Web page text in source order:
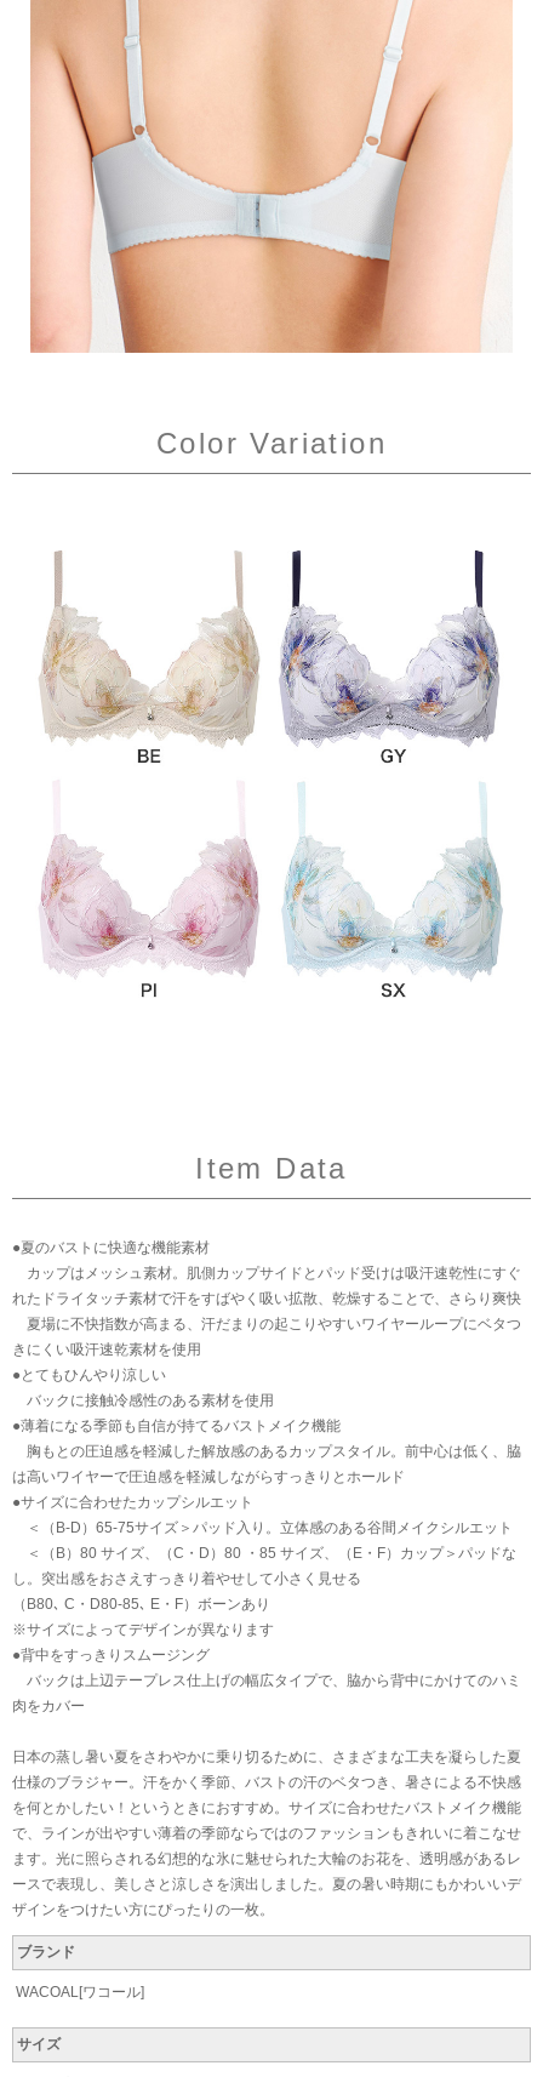
Color Variation
Item Data
●夏のバストに快適な機能素材
カップはメッシュ素材。肌側カップサイドとパッド受けは吸汗速乾性にすぐ
れたドライタッチ素材で汗をすばやく吸い拡散、乾燥することで、さらり爽快
夏場に不快指数が高まる、汗だまりの起こりやすいワイヤーループにベタつ
きにくい吸汗速乾素材を使用
●とてもひんやり涼しい
バックに接触冷感性のある素材を使用
●薄着になる季節も自信が持てるバストメイク機能
胸もとの圧迫感を軽減した解放感のあるカップスタイル。前中心は低く、脇
は高いワイヤーで圧迫感を軽減しながらすっきりとホールド
●サイズに合わせたカップシルエット
＜（B-D）65-75サイズ＞パッド入り。立体感のある谷間メイクシルエット
＜（B）80 サイズ、（C・D）80 ・85 サイズ、（E・F）カップ＞パッドな
し。突出感をおさえすっきり着やせして小さく見せる
（B80､ C・D80-85､ E・F）ボーンあり
※サイズによってデザインが異なります
●背中をすっきりスムージング
バックは上辺テープレス仕上げの幅広タイプで、脇から背中にかけてのハミ
肉をカバー
日本の蒸し暑い夏をさわやかに乗り切るために、さまざまな工夫を凝らした夏
仕様のブラジャー。汗をかく季節、バストの汗のベタつき、暑さによる不快感
を何とかしたい！というときにおすすめ。サイズに合わせたバストメイク機能
で、ラインが出やすい薄着の季節ならではのファッションもきれいに着こなせ
ます。光に照らされる幻想的な氷に魅せられた大輪のお花を、透明感があるレ
ースで表現し、美しさと涼しさを演出しました。夏の暑い時期にもかわいいデ
ザインをつけたい方にぴったりの一枚。
ブランド
WACOAL[ワコール]
サイズ